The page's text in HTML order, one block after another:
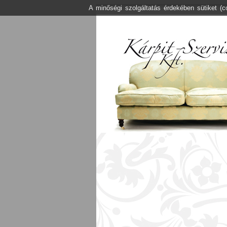
A minőségi szolgáltatás érdekében sütiket